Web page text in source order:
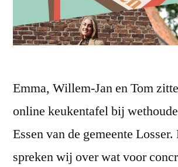
Emma, Willem-Jan en Tom
online keukentafel bij
Essen van de gemeente
spreken wij over wat voor